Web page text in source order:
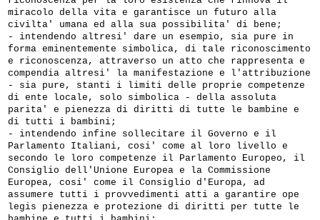
miracolo della vita e garantisce un futuro alla
civilta' umana ed alla sua possibilita' di bene;
- intendendo altresi' dare un esempio, sia pure in
forma eminentemente simbolica, di tale riconoscimento
e riconoscenza, attraverso un atto che rappresenta e
compendia altresi' la manifestazione e l'attribuzione
- sia pure, stanti i limiti delle proprie competenze
di ente locale, solo simbolica - della assoluta
parita' e pienezza di diritti di tutte le bambine e
di tutti i bambini;
- intendendo infine sollecitare il Governo e il
Parlamento Italiani, cosi' come al loro livello e
secondo le loro competenze il Parlamento Europeo, il
Consiglio dell'Unione Europea e la Commissione
Europea, cosi' come il Consiglio d'Europa, ad
assumere tutti i provvedimenti atti a garantire ope
legis pienezza e protezione di diritti per tutte le